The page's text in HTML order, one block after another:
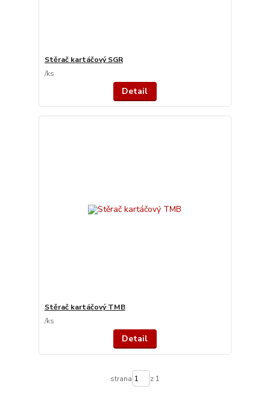
Stěrač kartáčový SGR
/ks
Detail
Stěrač kartáčový TMB
/ks
Detail
strana z 1